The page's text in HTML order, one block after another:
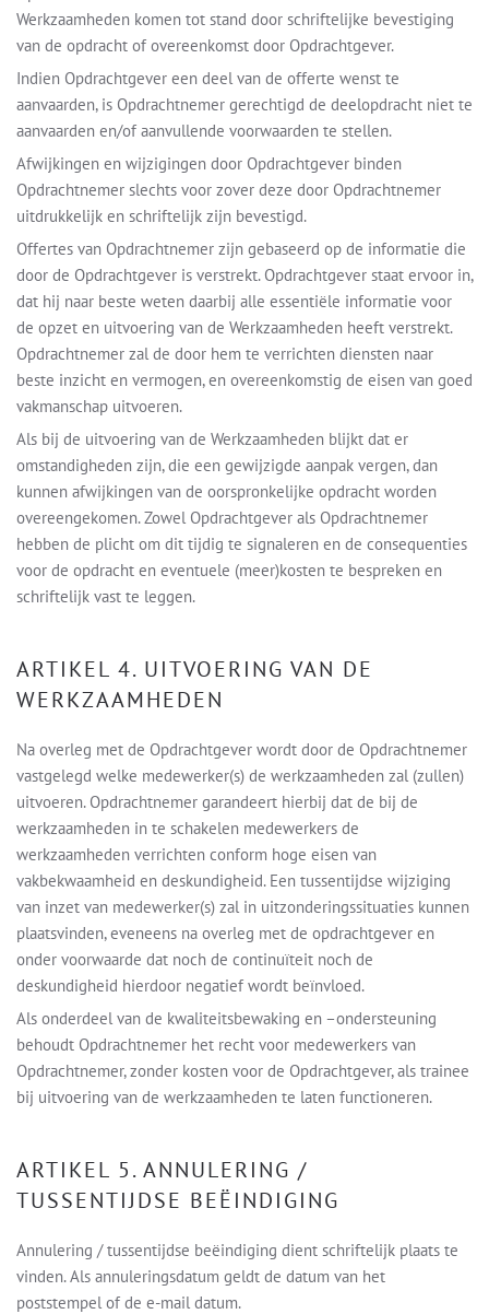
Werkzaamheden komen tot stand door schriftelijke bevestiging
van de opdracht of overeenkomst door Opdrachtgever.
Indien Opdrachtgever een deel van de offerte wenst te
aanvaarden, is Opdrachtnemer gerechtigd de deelopdracht niet te
aanvaarden en/of aanvullende voorwaarden te stellen.
Afwijkingen en wijzigingen door Opdrachtgever binden
Opdrachtnemer slechts voor zover deze door Opdrachtnemer
uitdrukkelijk en schriftelijk zijn bevestigd.
Offertes van Opdrachtnemer zijn gebaseerd op de informatie die
door de Opdrachtgever is verstrekt. Opdrachtgever staat ervoor in,
dat hij naar beste weten daarbij alle essentiële informatie voor
de opzet en uitvoering van de Werkzaamheden heeft verstrekt.
Opdrachtnemer zal de door hem te verrichten diensten naar
beste inzicht en vermogen, en overeenkomstig de eisen van goed
vakmanschap uitvoeren.
Als bij de uitvoering van de Werkzaamheden blijkt dat er
omstandigheden zijn, die een gewijzigde aanpak vergen, dan
kunnen afwijkingen van de oorspronkelijke opdracht worden
overeengekomen. Zowel Opdrachtgever als Opdrachtnemer
hebben de plicht om dit tijdig te signaleren en de consequenties
voor de opdracht en eventuele (meer)kosten te bespreken en
schriftelijk vast te leggen.
ARTIKEL 4. UITVOERING VAN DE
WERKZAAMHEDEN
Na overleg met de Opdrachtgever wordt door de Opdrachtnemer
vastgelegd welke medewerker(s) de werkzaamheden zal (zullen)
uitvoeren. Opdrachtnemer garandeert hierbij dat de bij de
werkzaamheden in te schakelen medewerkers de
werkzaamheden verrichten conform hoge eisen van
vakbekwaamheid en deskundigheid. Een tussentijdse wijziging
van inzet van medewerker(s) zal in uitzonderingssituaties kunnen
plaatsvinden, eveneens na overleg met de opdrachtgever en
onder voorwaarde dat noch de continuïteit noch de
deskundigheid hierdoor negatief wordt beïnvloed.
Als onderdeel van de kwaliteitsbewaking en –ondersteuning
behoudt Opdrachtnemer het recht voor medewerkers van
Opdrachtnemer, zonder kosten voor de Opdrachtgever, als trainee
bij uitvoering van de werkzaamheden te laten functioneren.
ARTIKEL 5. ANNULERING /
TUSSENTIJDSE BEËINDIGING
Annulering / tussentijdse beëindiging dient schriftelijk plaats te
vinden. Als annuleringsdatum geldt de datum van het
poststempel of de e-mail datum.